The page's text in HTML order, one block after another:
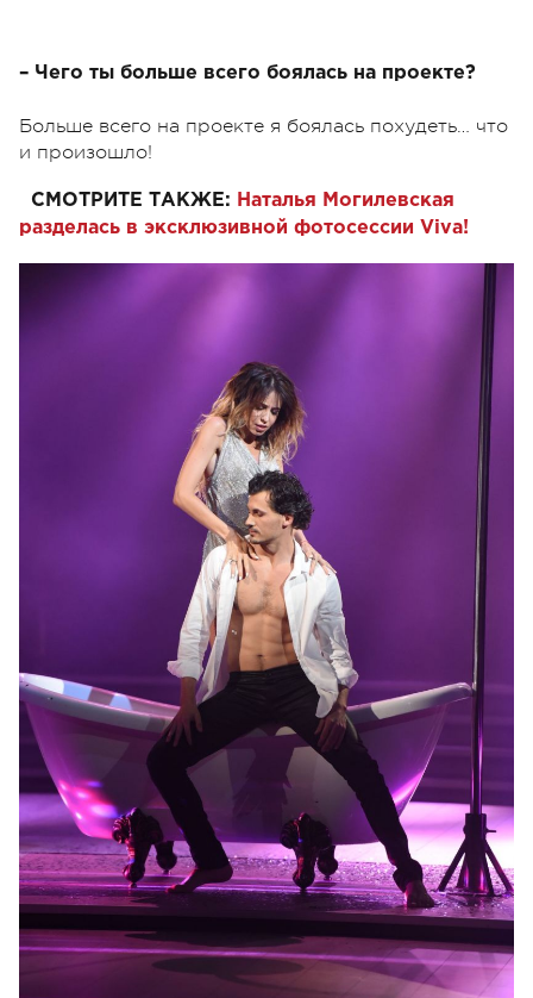
– Чего ты больше всего боялась на проекте?
Больше всего на проекте я боялась похудеть… что
и произошло!
СМОТРИТЕ ТАКЖЕ: Наталья Могилевская
разделась в эксклюзивной фотосессии Viva!